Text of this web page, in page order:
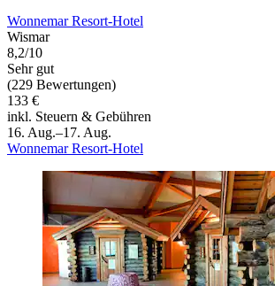
Wonnemar Resort-Hotel
Wismar
8,2/10
Sehr gut
(229 Bewertungen)
133 €
inkl. Steuern & Gebühren
16. Aug.–17. Aug.
Wonnemar Resort-Hotel